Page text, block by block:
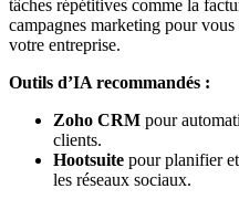
tâches répétitives comme la
campagnes marketing pour
votre entreprise.
Outils d’IA recommandés :
Zoho CRM pour
clients.
Hootsuite pour planifier
les réseaux sociaux.